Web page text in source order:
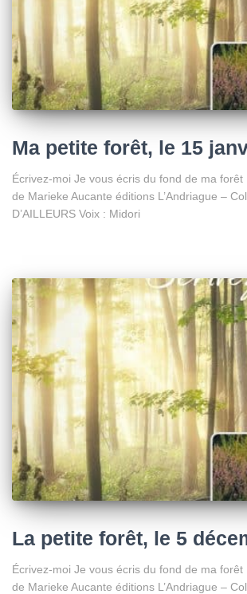
Ma petite forêt, le 15
Écrivez-moi Je vous écris du fond de ma forêt
de Marieke Aucante éditions L’Andriague –
D’AILLEURS Voix : Midori
La petite forêt, le 5
Écrivez-moi Je vous écris du fond de ma forêt
de Marieke Aucante éditions L’Andriague –